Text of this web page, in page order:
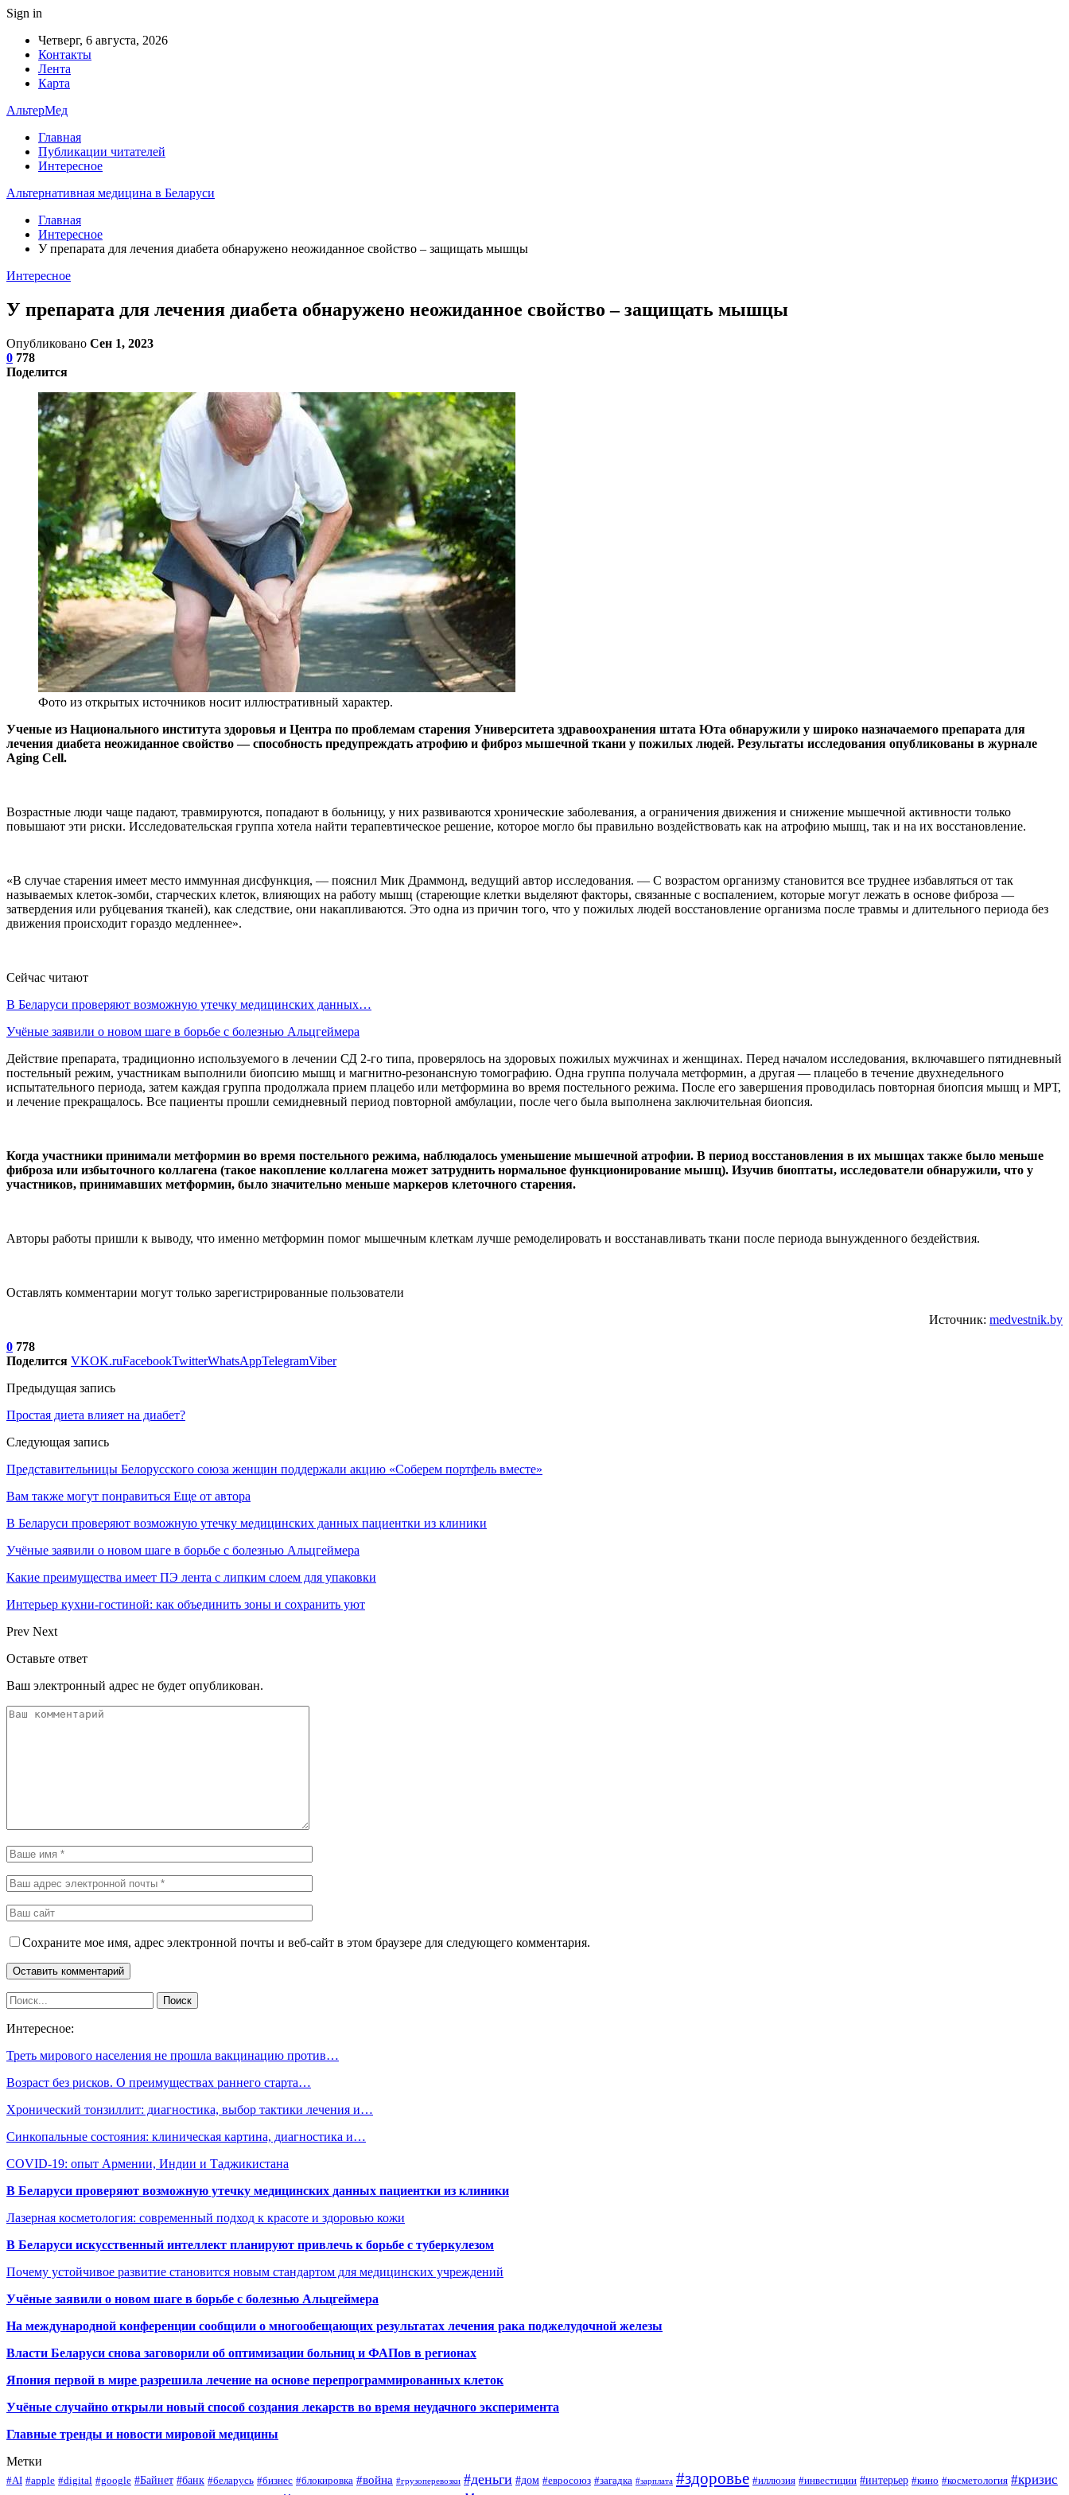
Sign in
Четверг, 6 августа, 2026
Контакты
Лента
Карта
АльтерМед
Главная
Публикации читателей
Интересное
Альтернативная медицина в Беларуси
Главная
Интересное
У препарата для лечения диабета обнаружено неожиданное свойство – защищать мышцы
Интересное
У препарата для лечения диабета обнаружено неожиданное свойство – защищать мышцы
Опубликовано Сен 1, 2023
0 778
Поделится
Фото из открытых источников носит иллюстративный характер.
Ученые из Национального института здоровья и Центра по проблемам старения Университета здравоохранения штата Юта обнаружили у широко назначаемого препарата для
лечения диабета неожиданное свойство — способность предупреждать атрофию и фиброз мышечной ткани у пожилых людей. Результаты исследования опубликованы в журнале
Aging Cell.
Возрастные люди чаще падают, травмируются, попадают в больницу, у них развиваются хронические заболевания, а ограничения движения и снижение мышечной активности только
повышают эти риски. Исследовательская группа хотела найти терапевтическое решение, которое могло бы правильно воздействовать как на атрофию мышц, так и на их восстановление.
«В случае старения имеет место иммунная дисфункция, — пояснил Мик Драммонд, ведущий автор исследования. — С возрастом организму становится все труднее избавляться от так
называемых клеток-зомби, старческих клеток, влияющих на работу мышц (стареющие клетки выделяют факторы, связанные с воспалением, которые могут лежать в основе фиброза —
затвердения или рубцевания тканей), как следствие, они накапливаются. Это одна из причин того, что у пожилых людей восстановление организма после травмы и длительного периода без
движения происходит гораздо медленнее».
Сейчас читают
В Беларуси проверяют возможную утечку медицинских данных…
Учёные заявили о новом шаге в борьбе с болезнью Альцгеймера
Действие препарата, традиционно используемого в лечении СД 2-го типа, проверялось на здоровых пожилых мужчинах и женщинах. Перед началом исследования, включавшего пятидневный
постельный режим, участникам выполнили биопсию мышц и магнитно-резонансную томографию. Одна группа получала метформин, а другая — плацебо в течение двухнедельного
испытательного периода, затем каждая группа продолжала прием плацебо или метформина во время постельного режима. После его завершения проводилась повторная биопсия мышц и МРТ,
и лечение прекращалось. Все пациенты прошли семидневный период повторной амбулации, после чего была выполнена заключительная биопсия.
Когда участники принимали метформин во время постельного режима, наблюдалось уменьшение мышечной атрофии. В период восстановления в их мышцах также было меньше
фиброза или избыточного коллагена (такое накопление коллагена может затруднить нормальное функционирование мышц). Изучив биоптаты, исследователи обнаружили, что у
участников, принимавших метформин, было значительно меньше маркеров клеточного старения.
Авторы работы пришли к выводу, что именно метформин помог мышечным клеткам лучше ремоделировать и восстанавливать ткани после периода вынужденного бездействия.
Оставлять комментарии могут только зарегистрированные пользователи
Источник: medvestnik.by
0 778
Поделится VKOK.ruFacebookTwitterWhatsAppTelegramViber
Предыдущая запись
Простая диета влияет на диабет?
Следующая запись
Представительницы Белорусского союза женщин поддержали акцию «Соберем портфель вместе»
Вам также могут понравиться Еще от автора
В Беларуси проверяют возможную утечку медицинских данных пациентки из клиники
Учёные заявили о новом шаге в борьбе с болезнью Альцгеймера
Какие преимущества имеет ПЭ лента с липким слоем для упаковки
Интерьер кухни-гостиной: как объединить зоны и сохранить уют
Prev Next
Оставьте ответ
Ваш электронный адрес не будет опубликован.
Сохраните мое имя, адрес электронной почты и веб-сайт в этом браузере для следующего комментария.
Интересное:
Треть мирового населения не прошла вакцинацию против…
Возраст без рисков. О преимуществах раннего старта…
Хронический тонзиллит: диагностика, выбор тактики лечения и…
Синкопальные состояния: клиническая картина, диагностика и…
COVID-19: опыт Армении, Индии и Таджикистана
В Беларуси проверяют возможную утечку медицинских данных пациентки из клиники
Лазерная косметология: современный подход к красоте и здоровью кожи
В Беларуси искусственный интеллект планируют привлечь к борьбе с туберкулезом
Почему устойчивое развитие становится новым стандартом для медицинских учреждений
Учёные заявили о новом шаге в борьбе с болезнью Альцгеймера
На международной конференции сообщили о многообещающих результатах лечения рака поджелудочной железы
Власти Беларуси снова заговорили об оптимизации больниц и ФАПов в регионах
Япония первой в мире разрешила лечение на основе перепрограммированных клеток
Учёные случайно открыли новый способ создания лекарств во время неудачного эксперимента
Главные тренды и новости мировой медицины
Метки
#AI #apple #digital #google #Байнет #банк #беларусь #бизнес #блокировка #война #грузоперевозки #деньги #дом #евросоюз #загадка #зарплата #здоровье #иллюзия #инвестиции #интерьер #кино #косметология #кризис